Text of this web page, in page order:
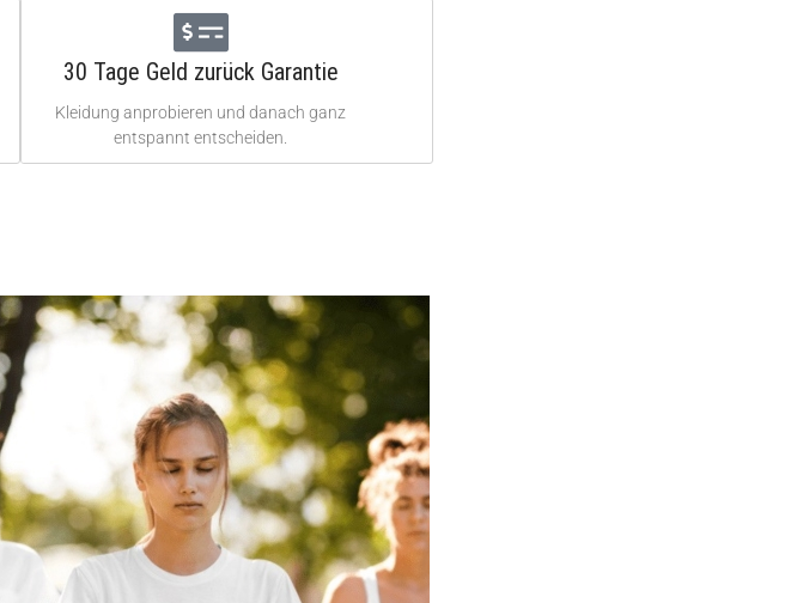
30 Tage Geld zurück Garantie
Kleidung anprobieren und danach ganz
entspannt entscheiden.